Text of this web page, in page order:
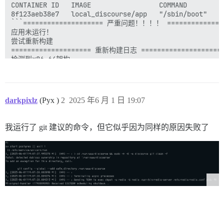
CONTAINER ID   IMAGE                 COMMAND
8f123aeb38e7   local_discourse/app   "/sbin/boot"
```==================== 严重问题！！！！
应用未运行！
尝试重新构建
==================== 重新构建日志 ====================
检测到x86_64架构
darkpixlz (Pyx ) 2025 年6 月 1 日 19:07
2
我运行了 git 建议的命令，但它似乎因为同样的原因失败了